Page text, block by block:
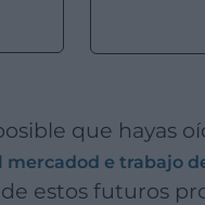
que hayas
e trabajo
estos futuros